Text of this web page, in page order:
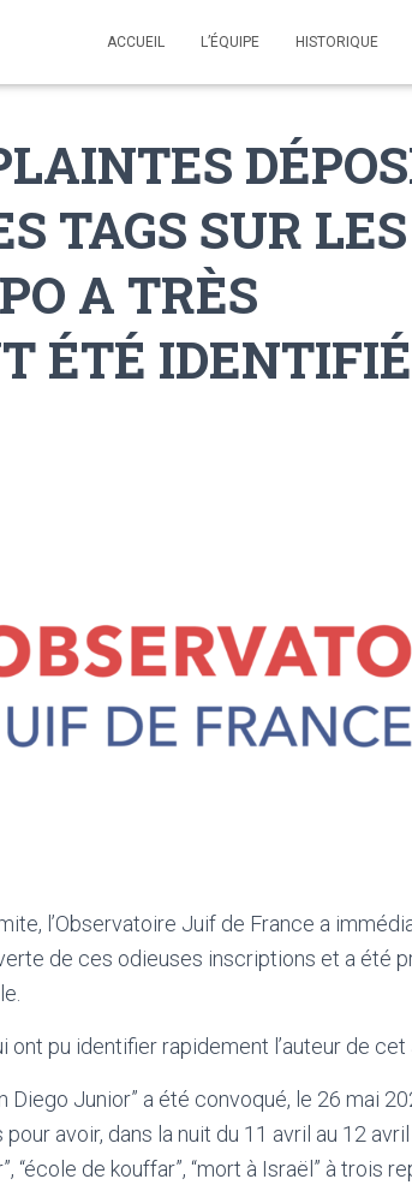
ACCUEIL L’ÉQUIPE HISTORIQUE
TAGS SUR
A TRÈS
ÉTÉ IDENTIFIÉ
l’Observatoire Juif de France a
de ces odieuses inscriptions et a été
ont pu identifier rapidement l’auteur de
Diego Junior” a été convoqué, le 26 mai
avoir, dans la nuit du 11 avril au 12
“école de kouffar”, “mort à Israël” à trois